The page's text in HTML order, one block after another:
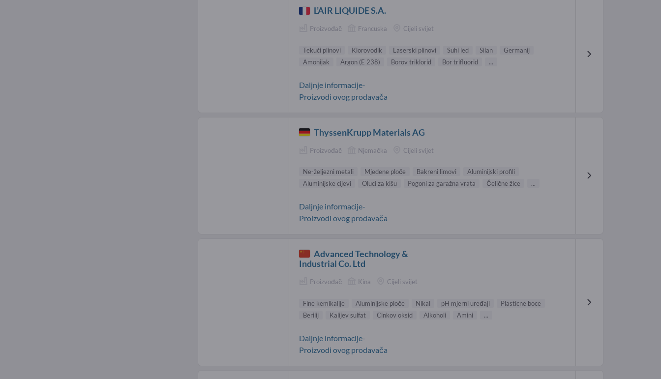
L’AIR LIQUIDE S.A.
Proizvođač Francuska Cijeli svijet
Tekući plinovi Klorovodik Laserski plinovi Suhi led Silan
Germanij
Amonijak
Argon (E 238) Borov triklorid Bor trifluorid ...
Daljnje informacije-
Proizvodi ovog prodavača
ThyssenKrupp Materials AG
Proizvođač Njemačka Cijeli svijet
Ne-željezni metali Mjedene ploče Bakreni limovi
Aluminijski profili
Aluminijske cijevi
Oluci za kišu Pogoni za garažna vrata Čelične žice ...
Daljnje informacije-
Proizvodi ovog prodavača
Advanced Technology &
Industrial Co. Ltd
Proizvođač Kina Cijeli svijet
Fine kemikalije Aluminijske ploče Nikal pH mjerni uređaji
Plasticne boce
Berilij
Kalijev sulfat Cinkov oksid Alkoholi Amini ...
Daljnje informacije-
Proizvodi ovog prodavača